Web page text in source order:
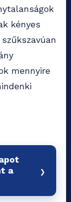
kényes
mennyire
a
›